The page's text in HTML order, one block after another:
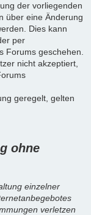
der vorliegenden
über eine Änderung
Dies kann
per
Forums geschehen.
nicht akzeptiert,
geregelt, gelten
ohne
einzelner
verletzen